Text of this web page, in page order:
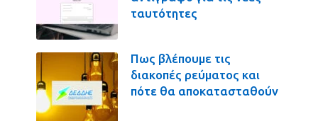
ταυτότητες
Πως βλέπουμε τις
διακοπές ρεύματος και
πότε θα αποκατασταθούν